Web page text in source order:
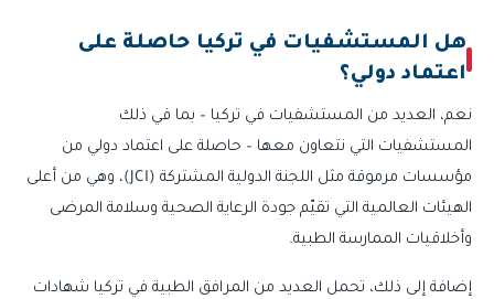
هل المستشفيات في تركيا حاصلة على
اعتماد دولي؟
نعم، العديد من المستشفيات في تركيا – بما في ذلك
المستشفيات التي نتعاون معها – حاصلة على اعتماد دولي من
مؤسسات مرموقة مثل اللجنة الدولية المشتركة (JCI)، وهي من أعلى
الهيئات العالمية التي تقيّم جودة الرعاية الصحية وسلامة المرضى
وأخلاقيات الممارسة الطبية.
إضافة إلى ذلك، تحمل العديد من المرافق الطبية في تركيا شهادات